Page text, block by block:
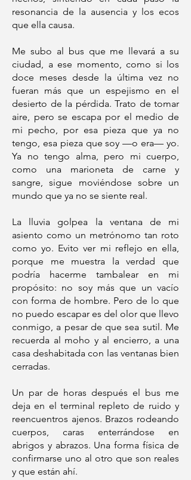
resonancia de la ausencia y los ecos
que ella causa.
Me subo al bus que me llevará a su
ciudad, a ese momento, como si los
doce meses desde la última vez no
fueran más que un espejismo en el
desierto de la pérdida. Trato de tomar
aire, pero se escapa por el medio de
mi pecho, por esa pieza que ya no
tengo, esa pieza que soy —o era— yo.
Ya no tengo alma, pero mi cuerpo,
como una marioneta de carne y
sangre, sigue moviéndose sobre un
mundo que ya no se siente real.
La lluvia golpea la ventana de mi
asiento como un metrónomo tan roto
como yo. Evito ver mi reflejo en ella,
porque me muestra la verdad que
podría hacerme tambalear en mi
propósito: no soy más que un vacío
con forma de hombre. Pero de lo que
no puedo escapar es del olor que llevo
conmigo, a pesar de que sea sutil. Me
recuerda al moho y al encierro, a una
casa deshabitada con las ventanas bien
cerradas.
Un par de horas después el bus me
deja en el terminal repleto de ruido y
reencuentros ajenos. Brazos rodeando
cuerpos, caras enterrándose en
abrigos y abrazos. Una forma física de
confirmarse uno al otro que son reales
y que están ahí.